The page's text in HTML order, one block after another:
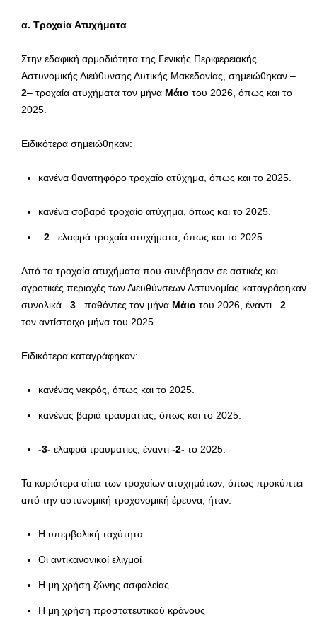
α. Τροχαία Ατυχήματα
Στην εδαφική αρμοδιότητα της Γενικής Περιφερειακής
Αστυνομικής Διεύθυνσης Δυτικής Μακεδονίας, σημειώθηκαν –
2– τροχαία ατυχήματα τον μήνα Μάιο του 2026, όπως και το
2025.
Ειδικότερα σημειώθηκαν:
κανένα θανατηφόρο τροχαίο ατύχημα, όπως και το 2025.
κανένα σοβαρό τροχαίο ατύχημα, όπως και το 2025.
–2– ελαφρά τροχαία ατυχήματα, όπως και το 2025.
Από τα τροχαία ατυχήματα που συνέβησαν σε αστικές και
αγροτικές περιοχές των Διευθύνσεων Αστυνομίας καταγράφηκαν
συνολικά –3– παθόντες τον μήνα Μάιο του 2026, έναντι –2–
τον αντίστοιχο μήνα του 2025.
Ειδικότερα καταγράφηκαν:
κανένας νεκρός, όπως και το 2025.
κανένας βαριά τραυματίας, όπως και το 2025.
-3- ελαφρά τραυματίες, έναντι -2- το 2025.
Τα κυριότερα αίτια των τροχαίων ατυχημάτων, όπως προκύπτει
από την αστυνομική τροχονομική έρευνα, ήταν:
Η υπερβολική ταχύτητα
Οι αντικανονικοί ελιγμοί
Η μη χρήση ζώνης ασφαλείας
Η μη χρήση προστατευτικού κράνους